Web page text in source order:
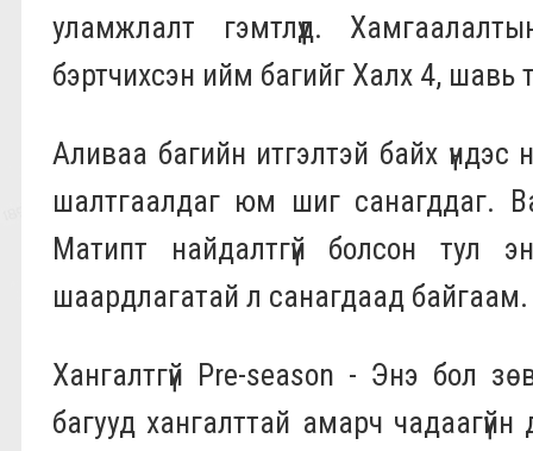
уламжлалт гэмтлүүд.
бэртчихсэн ийм багийг Халх 4, шавь
Аливаа багийн итгэлтэй байх үндэс
шалтгаалдаг юм шиг санагддаг.
Матипт найдалтгүй болсон тул
шаардлагатай л санагдаад
Хангалтгүй Pre-season - Энэ бол
багууд хангалттай амарч